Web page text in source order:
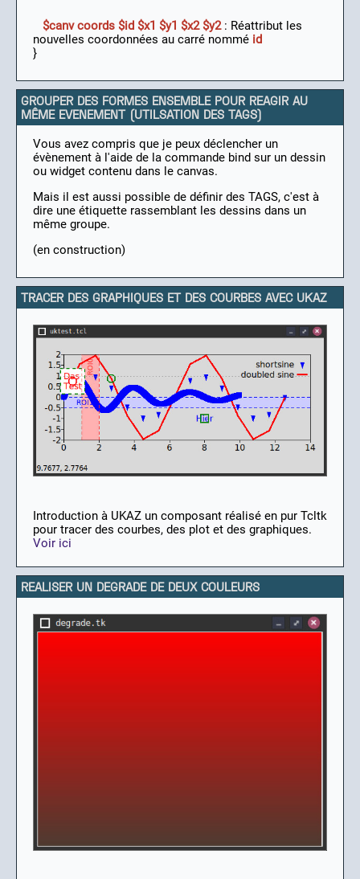
$canv coords $id $x1 $y1 $x2 $y2: Réattribut les
nouvelles coordonnées au carré nommé id
}
GROUPER DES FORMES ENSEMBLE POUR REAGIR AU
MÊME EVENEMENT (UTILSATION DES TAGS)
Vous avez compris que je peux déclencher un
évènement à l'aide de la commande bind sur un dessin
ou widget contenu dans le canvas.
Mais il est aussi possible de définir des TAGS, c'est à
dire une étiquette rassemblant les dessins dans un
même groupe.
(en construction)
TRACER DES GRAPHIQUES ET DES COURBES AVEC UKAZ
Introduction à UKAZ un composant réalisé en pur Tcltk
pour tracer des courbes, des plot et des graphiques.
Voir ici
REALISER UN DEGRADE DE DEUX COULEURS